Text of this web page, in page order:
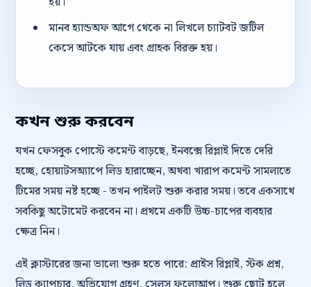
মানব হ্যান্ডঅফ আগে থেকে না লিখলে চ্যাটবট জটিল
কেসে আটকে যায় এবং গ্রাহক বিরক্ত হয়।
কখন শুরু করবেন
যখন ফেসবুক পোস্টে কমেন্ট বাড়ছে, ইনবক্সে রিপ্লাই দিতে দেরি
হচ্ছে, হোয়াটসঅ্যাপে লিড হারাচ্ছেন, অথবা খারাপ কমেন্ট সামলাতে
টিমের সময় নষ্ট হচ্ছে - তখন পাইলট শুরু করার সময়। তবে একসাথে
সবকিছু অটোমেট করবেন না। প্রথমে একটি উচ্চ-চাপের ব্যবহার
ক্ষেত্র নিন।
এই ক্লাস্টারের জন্য ভালো শুরু হতে পারে: প্রাইস রিপ্লাই, স্টক প্রশ্ন,